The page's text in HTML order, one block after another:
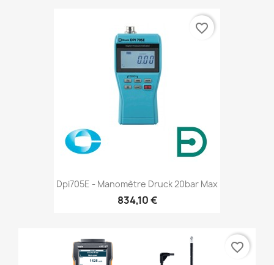
Dpi705E - Manomètre Druck 20bar Max
834,10 €
favorite_border
favorite_border